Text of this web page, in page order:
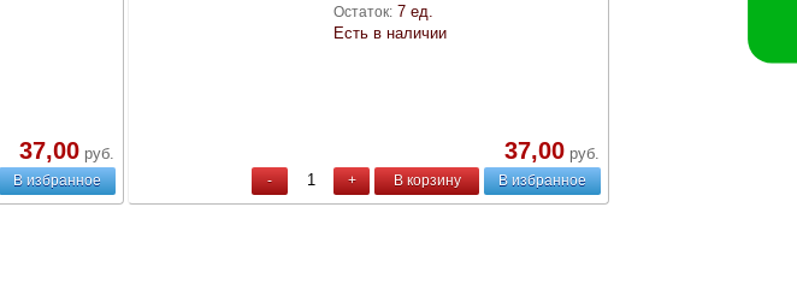
37,00 руб.
В избранное
Остаток: 7 ед.
Есть в наличии
37,00 руб.
- + В корзину В избранное